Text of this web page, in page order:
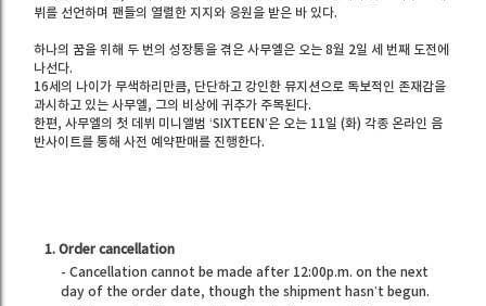
뷔를 선언하며 팬들의 열렬한 지지와 응원을 받은 바 있다.
하나의 꿈을 위해 두 번의 성장통을 겪은 사무엘은 오는 8월 2일 세 번째 도전에
나선다.
16세의 나이가 무색하리만큼, 단단하고 강인한 뮤지션으로 독보적인 존재감을
과시하고 있는 사무엘, 그의 비상에 귀추가 주목된다.
한편, 사무엘의 첫 데뷔 미니앨범 ‘SIXTEEN’은 오는 11일 (화) 각종 온라인 음
반사이트를 통해 사전 예약판매를 진행한다.
1. Order cancellation
- Cancellation cannot be made after 12:00p.m. on the next
day of the order date, though the shipment hasn’t begun.